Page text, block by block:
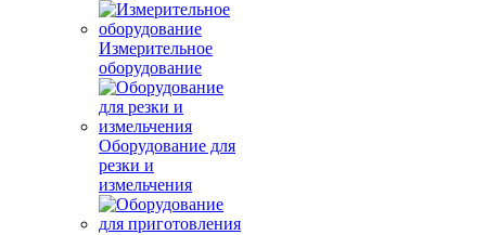
Измерительное
оборудование
Оборудование для
резки и
измельчения